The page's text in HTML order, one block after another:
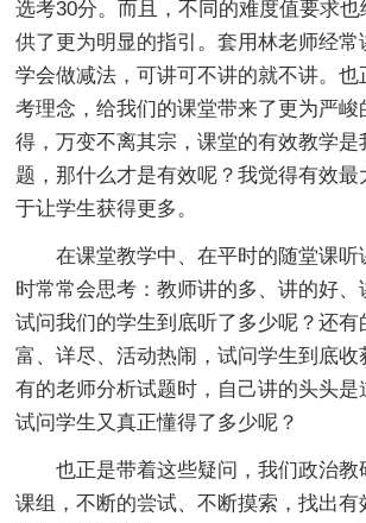
选考30分。而且，不同的难度值要求
供了更为明显的指引。套用林老师经常
学会做减法，可讲可不讲的就不讲。也
考理念，给我们的课堂带来了更为严峻
得，万变不离其宗，课堂的有效教学是
题，那什么才是有效呢？我觉得有效最
于让学生获得更多。
在课堂教学中、在平时的随堂课听
时常常会思考：教师讲的多、讲的好、
试问我们的学生到底听了多少呢？还有
富、详尽、活动热闹，试问学生到底收
有的老师分析试题时，自己讲的头头是
试问学生又真正懂得了多少呢？
也正是带着这些疑问，我们政治教
课组，不断的尝试、不断摸索，找出有